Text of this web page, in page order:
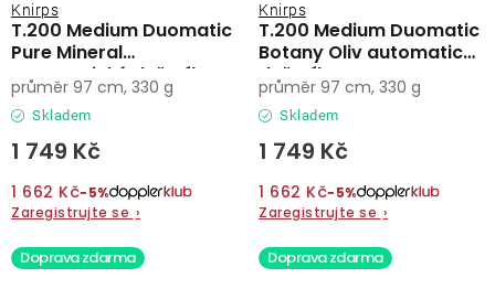
T.200 Medium Duomatic
Pure Mineral
automatický deštník
Knirps
Skladem
1 749 Kč
1 662 Kč−5%
Zaregistrujte se ›
průměr 97 cm, 330 g
T.200 Medium Duomatic
Botany Oliv automatický
deštník
Knirps
Skladem
1 749 Kč
1 662 Kč−5%
Zaregistrujte se ›
průměr 97 cm, 330 g
Doprava zdarma Doprava zdarma